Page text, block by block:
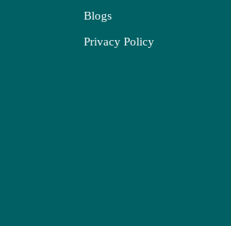
Blogs
Privacy Policy